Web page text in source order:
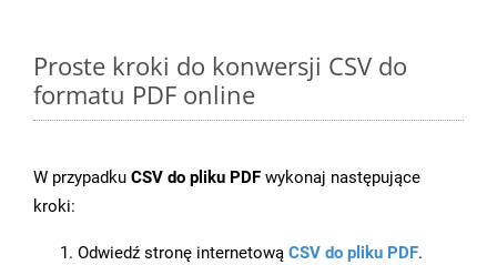
Proste kroki do konwersji CSV do
formatu PDF online
W przypadku CSV do pliku PDF wykonaj następujące
kroki:
Odwiedź stronę internetową CSV do pliku PDF.